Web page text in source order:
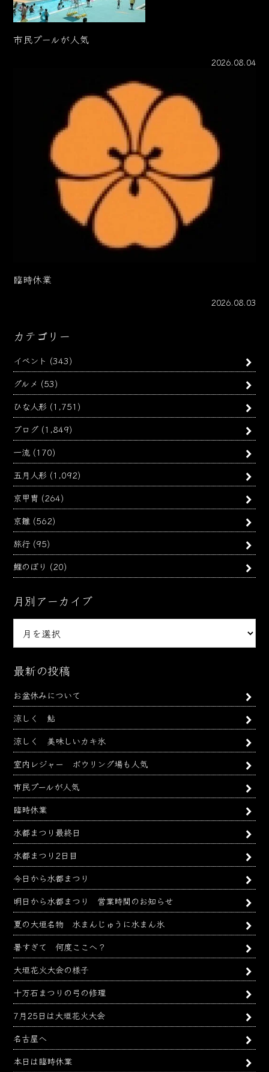
市民プールが人気
2026.08.04
臨時休業
2026.08.03
カテゴリー
イベント (343)
グルメ (53)
ひな人形 (1,751)
ブログ (1,849)
一流 (170)
五月人形 (1,092)
京甲冑 (264)
京雛 (562)
旅行 (95)
鯉のぼり (20)
月別アーカイブ
ー
イ
ブ
最新の投稿
お盆休みについて
涼しく 鮎
涼しく 美味しいカキ氷
室内レジャー ボウリング場も人気
市民プールが人気
臨時休業
水都まつり最終日
水都まつり2日目
今日から水都まつり
明日から水都まつり 営業時間のお知らせ
夏の大垣名物 水まんじゅうに水まん氷
暑すぎて 何度ここへ？
大垣花火大会の様子
十万石まつりの弓の修理
7月25日は大垣花火大会
名古屋へ
本日は臨時休業